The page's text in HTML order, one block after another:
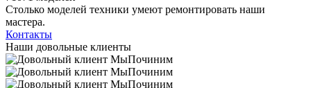
Столько моделей техники умеют ремонтировать наши
мастера.
Контакты
Наши довольные клиенты